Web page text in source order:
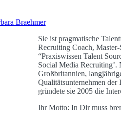
Braehmer
Sie ist pragmatische
Recruiting Coach,
“Praxiswissen Talent
Social Media
Großbritannien,
Qualitätsunternehmen der
gründete sie 2005 die
Ihr Motto: In Dir muss